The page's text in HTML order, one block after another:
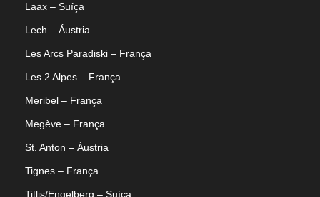
Laax – Suíça
Lech – Áustria
Les Arcs Paradiski – França
Les 2 Alpes – França
Meribel – França
Megève – França
St. Anton – Áustria
Tignes – França
Titlis/Engelberg – Suíça